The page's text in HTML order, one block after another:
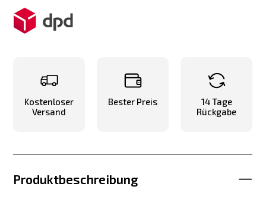
Kostenloser
Versand
Bester Preis
14 Tage
Rückgabe
Produktbeschreibung